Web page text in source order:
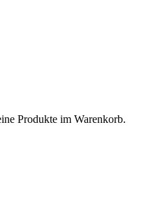
Produkte im Warenkorb.